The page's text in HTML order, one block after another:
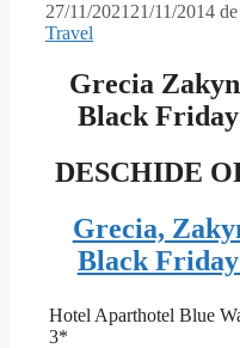
27/11/2021 21/11/2014 de
Travel
Grecia
Black Friday
DESCHIDE
Grecia,
Black Friday
Hotel Aparthotel Blue
3*